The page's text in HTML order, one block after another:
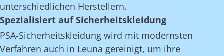
unterschiedlichen Herstellern.
Spezialisiert auf Sicherheitskleidung
PSA-Sicherheitskleidung wird mit modernsten
Verfahren auch in Leuna gereinigt, um ihre